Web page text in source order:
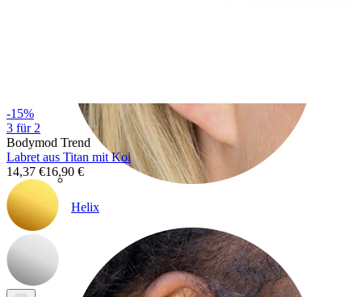
Helix
-15%
3 für 2
Bodymod Trend
Labret aus Titan mit Koi
14,37 €16,90 €